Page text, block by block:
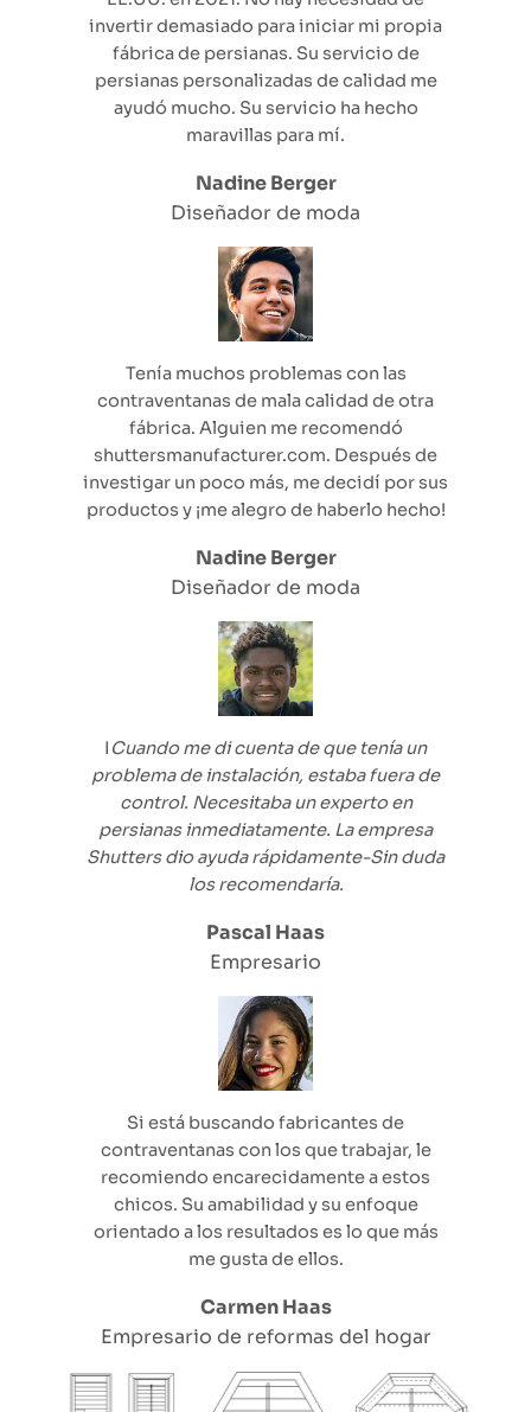
invertir demasiado para iniciar mi propia
fábrica de persianas. Su servicio de
persianas personalizadas de calidad me
ayudó mucho. Su servicio ha hecho
maravillas para mí.
Nadine Berger
Diseñador de moda
Tenía muchos problemas con las
contraventanas de mala calidad de otra
fábrica. Alguien me recomendó
shuttersmanufacturer.com. Después de
investigar un poco más, me decidí por sus
productos y ¡me alegro de haberlo hecho!
Nadine Berger
Diseñador de moda
I Cuando me di cuenta de que tenía un
problema de instalación, estaba fuera de
control. Necesitaba un experto en
persianas inmediatamente. La empresa
Shutters dio ayudarápidamente-Sin duda
los recomendaría.
Pascal Haas
Empresario
Si está buscando fabricantes de
contraventanas con los que trabajar, le
recomiendo encarecidamente a estos
chicos. Su amabilidad y su enfoque
orientado a los resultados es lo que más
me gusta de ellos.
Carmen Haas
Empresario de reformas del hogar